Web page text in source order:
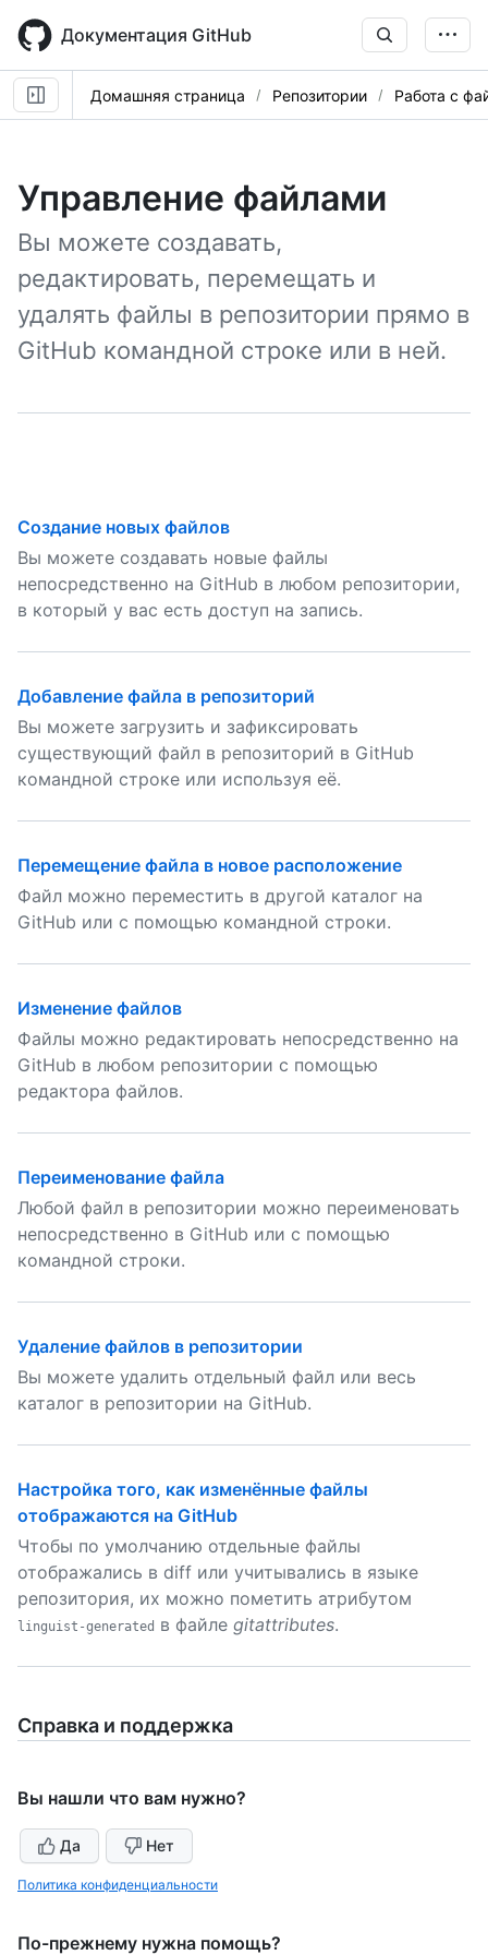
main
content
Документация GitHub
Домашняя страница Репозитории Работа с
Управление файлами
Вы можете создавать,
редактировать, перемещать и
удалять файлы в репозитории прямо в
GitHub командной строке или в ней.
Создание новых файлов
Вы можете создавать новые файлы
непосредственно на GitHub в любом репозитории,
в который у вас есть доступ на запись.
Добавление файла в репозиторий
Вы можете загрузить и зафиксировать
существующий файл в репозиторий в GitHub
командной строке или используя её.
Перемещение файла в новое расположение
Файл можно переместить в другой каталог на
GitHub или с помощью командной строки.
Изменение файлов
Файлы можно редактировать непосредственно на
GitHub в любом репозитории с помощью
редактора файлов.
Переименование файла
Любой файл в репозитории можно переименовать
непосредственно в GitHub или с помощью
командной строки.
Удаление файлов в репозитории
Вы можете удалить отдельный файл или весь
каталог в репозитории на GitHub.
Настройка того, как изменённые файлы
отображаются на GitHub
Чтобы по умолчанию отдельные файлы
отображались в diff или учитывались в языке
репозитория, их можно пометить атрибутом
linguist-generated в файле gitattributes.
Справка и поддержка
Вы нашли что вам нужно?
Да Нет
Политика конфиденциальности
По-прежнему нужна помощь?